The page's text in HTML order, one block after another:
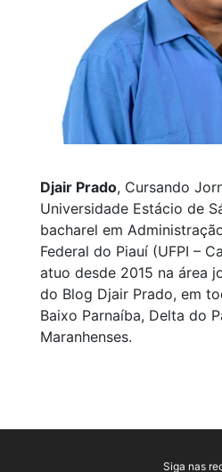
Djair Prado, Cursando
Universidade Estácio de
bacharel em
Federal do Piauí (UFPI –
atuo desde 2015 na área
do Blog Djair Prado, em
Baixo Parnaíba, Delta do
Maranhenses.
Siga nas